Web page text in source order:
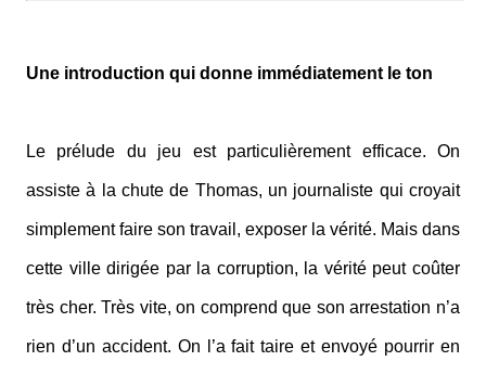
Une introduction qui donne immédiatement le ton
Le prélude du jeu est particulièrement efficace. On
assiste à la chute de Thomas, un journaliste qui croyait
simplement faire son travail, exposer la vérité. Mais dans
cette ville dirigée par la corruption, la vérité peut coûter
très cher. Très vite, on comprend que son arrestation n’a
rien d’un accident. On l’a fait taire et envoyé pourrir en